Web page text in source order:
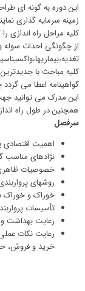
این دوره به گونه ای
زمینه سرمایه گذاری
کلیه مراحل راه اندازی
از چگونگی احداث سوله
کلیه مباحث با جدیدترین
گواهینامه اعطا می
این مدرک می توانید
همچنین در طول راه
سرفصل
اهمیت اقتصادی
نژادهای مناسب
خصوصیات
روشهای
خوراک و خوراک
تأسیسات
رعایت بهداشت و
رعایت نکات
خرید و فروش،